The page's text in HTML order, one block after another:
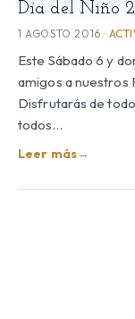
Día del Niño
1 AGOSTO 2016 ·
Este Sábado 6 y
amigos a nuestros
Disfrutarás de
todos…
Leer más→